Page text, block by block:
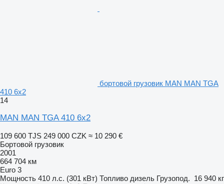
бортовой грузовик MAN MAN TGA
410 6x2
14
MAN MAN TGA 410 6x2
109 600 TJS 249 000 CZK ≈ 10 290 €
Бортовой грузовик
2001
664 704 км
Euro 3
Мощность 410 л.с. (301 кВт) Топливо дизель Грузопод. 16 940 кг